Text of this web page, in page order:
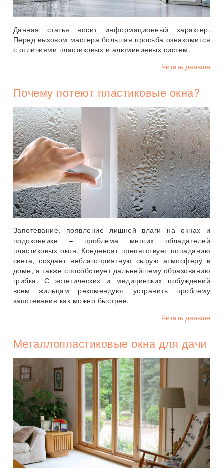
Данная статья носит информационный характер.
Перед вызовом мастера большая просьба ознакомится
с отличиями пластиковых и алюминиевых систем.
Читать дальше
Почему потеют пластиковые окна?
Запотевание, появление лишней влаги на окнах и
подоконнике – проблема многих обладателей
пластиковых окон. Конденсат препятствует попаданию
света, создает неблагоприятную сырую атмосферу в
доме, а также способствует дальнейшему образованию
грибка. С эстетических и медицинских побуждений
всем жильцам рекомендуют устранить проблему
запотевания как можно быстрее.
Читать дальше
Металлопластиковые окна для дачи